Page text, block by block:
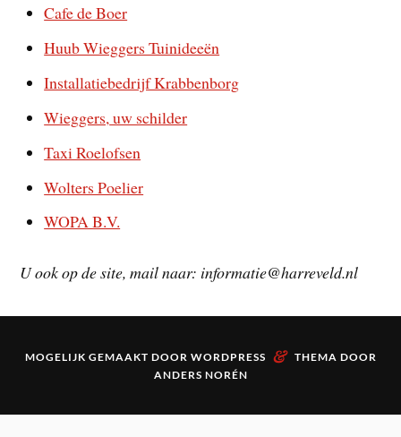
Cafe de Boer
Huub Wieggers Tuinideeën
Installatiebedrijf Krabbenborg
Wieggers, uw schilder
Taxi Roelofsen
Wolters Poelier
WOPA B.V.
U ook op de site, mail naar: informatie@harreveld.nl
MOGELIJK GEMAAKT DOOR WORDPRESS & THEMA DOOR
ANDERS NORÉN